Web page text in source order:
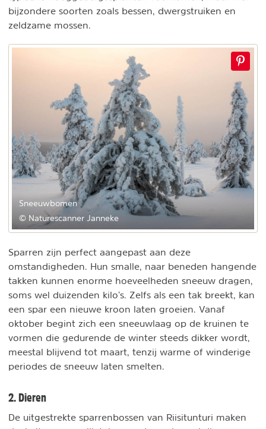
bijzondere soorten zoals bessen, dwergstruiken en
zeldzame mossen.
Sneeuwbomen
© Naturescanner Janneke
Sparren zijn perfect aangepast aan deze
omstandigheden. Hun smalle, naar beneden hangende
takken kunnen enorme hoeveelheden sneeuw dragen,
soms wel duizenden kilo’s. Zelfs als een tak breekt, kan
een spar een nieuwe kroon laten groeien. Vanaf
oktober begint zich een sneeuwlaag op de kruinen te
vormen die gedurende de winter steeds dikker wordt,
meestal blijvend tot maart, tenzij warme of winderige
periodes de sneeuw laten smelten.
2. Dieren
De uitgestrekte sparrenbossen van Riisitunturi maken